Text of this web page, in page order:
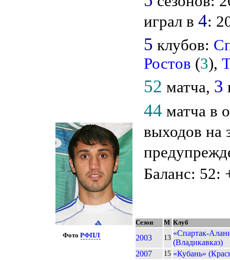
ФотоРФПЛ
играл в 4:
5 клубов:
Ростов (3),
52 матча, 3
44 матча в
выходов на
Баланс: 52:
Сезон М Клуб
2003 13
«Спартак-
(Владикавказ)
2007
15 «Кубань»